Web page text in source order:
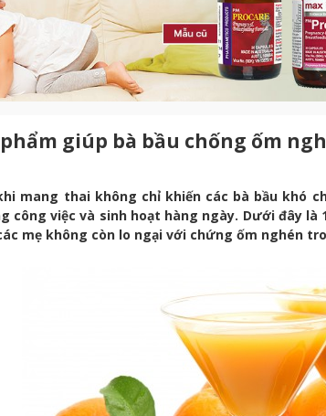
giúp bà bầu chống ốm
mang thai không chỉ khiến các bà bầu khó
công việc và sinh hoạt hàng ngày. Dưới đây
mẹ không còn lo ngại với chứng ốm nghén